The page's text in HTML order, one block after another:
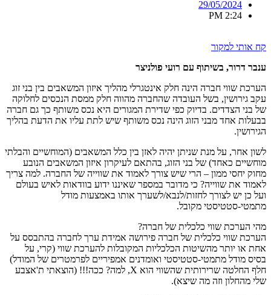
29/05/2024
2:24 PM
קח אותי למקור
ענבר דרור, בשיתוף עם רועי פולניצר
הערכת שווי חברה הינה חלק אינטגרלי מהליך איזון המשאבים בין בני זוג
עקב גירושין, בשל העובדה שהחברה מהווה חלק ממסת הנכסים לחלוקה
של בני הצדדים. בדיוק כפי שדירת המגורים היא נכס משותף כך גם חברה
בבעלות אחד מבני הזוג הינה נכס משותף שיש לתת עליו את הדעת בהליך
הגירושין.
לשון אחר, על מנת שניתן יהיה לאזן בין כלל המשאבים (המוחשיים והבלתי
מוחשיים כאחד) של בני הזוג, בהתאם לעיקרון איזון המשאבים הנובע
מחוק יחסי ממון – הרי שיש צורך לאמוד את שווייה של החברה. למה צריך
לאמוד את שווייה? כי מדובר במספר שאיננו ידוע בוודאות לאיש בעולם
ועל כן יש לצורך לחזות/לנבא/לשערך אותו באמצעות מודל
מתמטי-סטטיסטי מקובל.
מהי הערכת שווי כלכלית של חברה?
הערכת שווי כלכלית של חברה פירושה אמידת ערך לחברה בהתבסס על
אחת או יותר מהשיטות הכלכליות המקובלות להערכת שווי (קרי, על
בסיס מודל מתמטי-סטטיסטי ואומדנים אמפיריים לפרמטרים של המודל)
חלף החלטה שרירותית שהשווי הוא X, למה? ככה!!! (הוצאתי ת'אצבע
שלי מהחלון וזה מה שיצא).